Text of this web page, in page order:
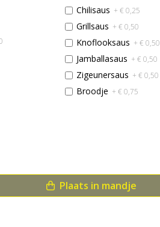
Chilisaus + € 0,25
Grillsaus + € 0,50
Knoflooksaus + € 0,50
Jamballasaus + € 0,50
Zigeunersaus + € 0,50
Broodje + € 0,75
Plaats in mandje